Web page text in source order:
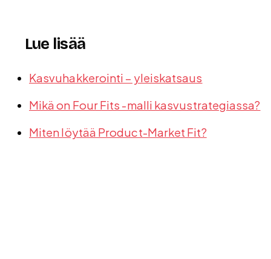
Lue lisää
Kasvuhakkerointi – yleiskatsaus
Mikä on Four Fits -malli kasvustrategiassa?
Miten löytää Product-Market Fit?